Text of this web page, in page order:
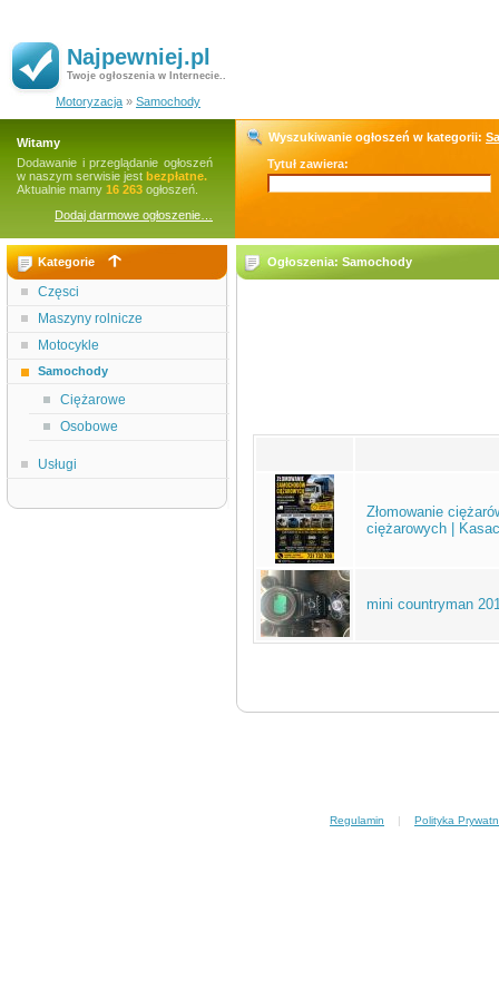
Najpewniej.pl
Twoje ogłoszenia w Internecie..
Motoryzacja » Samochody
Witamy
Dodawanie i przeglądanie ogłoszeń
w naszym serwisie jest bezpłatne.
Aktualnie mamy 16 263 ogłoszeń.
Dodaj darmowe ogłoszenie…
Wyszukiwanie ogłoszeń w kategorii:
Tytuł zawiera:
Kategorie
Częsci
Maszyny rolnicze
Motocykle
Samochody
Ciężarowe
Osobowe
Usługi
Ogłoszenia: Samochody
Złomowanie
ciężarowych |
mini countryman
Regulamin | Polityka